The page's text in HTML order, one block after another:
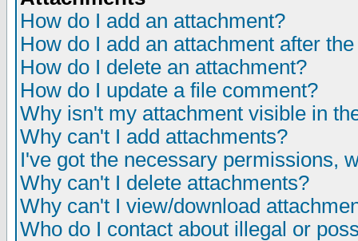
How do I add an attachment?
How do I add an attachment after
How do I delete an attachment?
How do I update a file comment?
Why isn't my attachment visible in
Why can't I add attachments?
I've got the necessary permissions,
Why can't I delete attachments?
Why can't I view/download
Who do I contact about illegal or